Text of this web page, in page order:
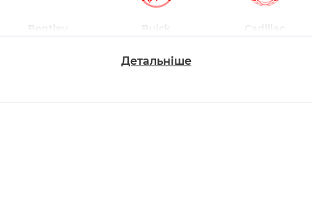
Bentley Buick Cadillac
Детальніше